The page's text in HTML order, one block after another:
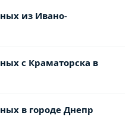
из Ивано-
с Краматорска в
в городе Днепр